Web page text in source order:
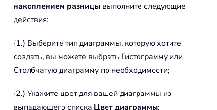
накоплением разницы выполните следующие
действия:
(1.) Выберите тип диаграммы, которую хотите
создать, вы можете выбрать Гистограмму или
Столбчатую диаграмму по необходимости;
(2.) Укажите цвет для вашей диаграммы из
выпадающего списка Цвет диаграммы;